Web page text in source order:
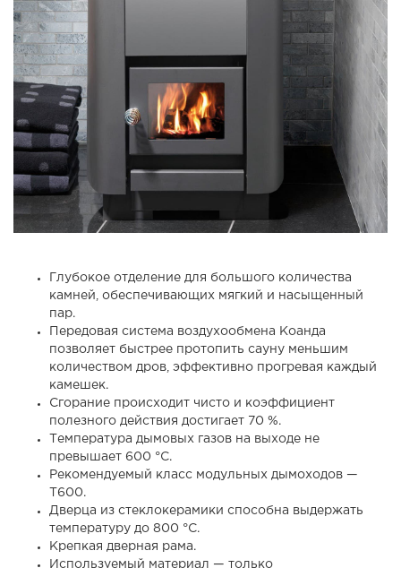
Глубокое отделение для большого количества
камней, обеспечивающих мягкий и насыщенный
пар.
Передовая система воздухообмена Коанда
позволяет быстрее протопить сауну меньшим
количеством дров, эффективно прогревая каждый
камешек.
Сгорание происходит чисто и коэффициент
полезного действия достигает 70 %.
Температура дымовых газов на выходе не
превышает 600 °C.
Рекомендуемый класс модульных дымоходов —
T600.
Дверца из стеклокерамики способна выдержать
температуру до 800 °C.
Крепкая дверная рама.
Используемый материал — только